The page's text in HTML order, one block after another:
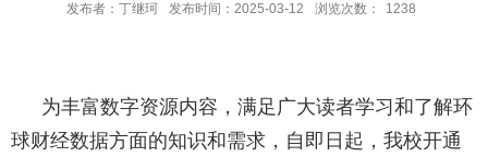
发布者：丁继珂 发布时间：2025-03-12 浏览次数： 1238
为丰富数字资源内容，满足广大读者学习和了解环
球财经数据方面的知识和需求，自即日起，我校开通